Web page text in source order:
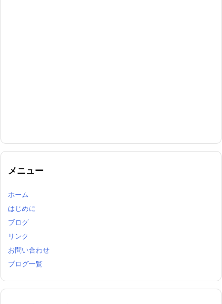
メニュー
ホーム
はじめに
ブログ
リンク
お問い合わせ
ブログ一覧